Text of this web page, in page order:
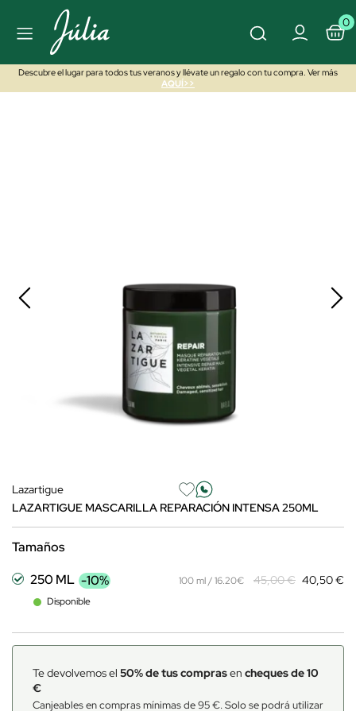
0
Descubre el lugar para todos tus veranos y llévate un regalo con tu compra. Ver más
AQUÍ>>
Lazartigue
LAZARTIGUE MASCARILLA REPARACIÓN INTENSA 250ML
Tamaños
250 ML -10%
Disponible
100 ml / 16.20€ 45,00 € 40,50 €
Te devolvemos el 50% de tus comprasen cheques de 10
€
Canjeables en compras mínimas de 95 €. Solo se podrá utilizar